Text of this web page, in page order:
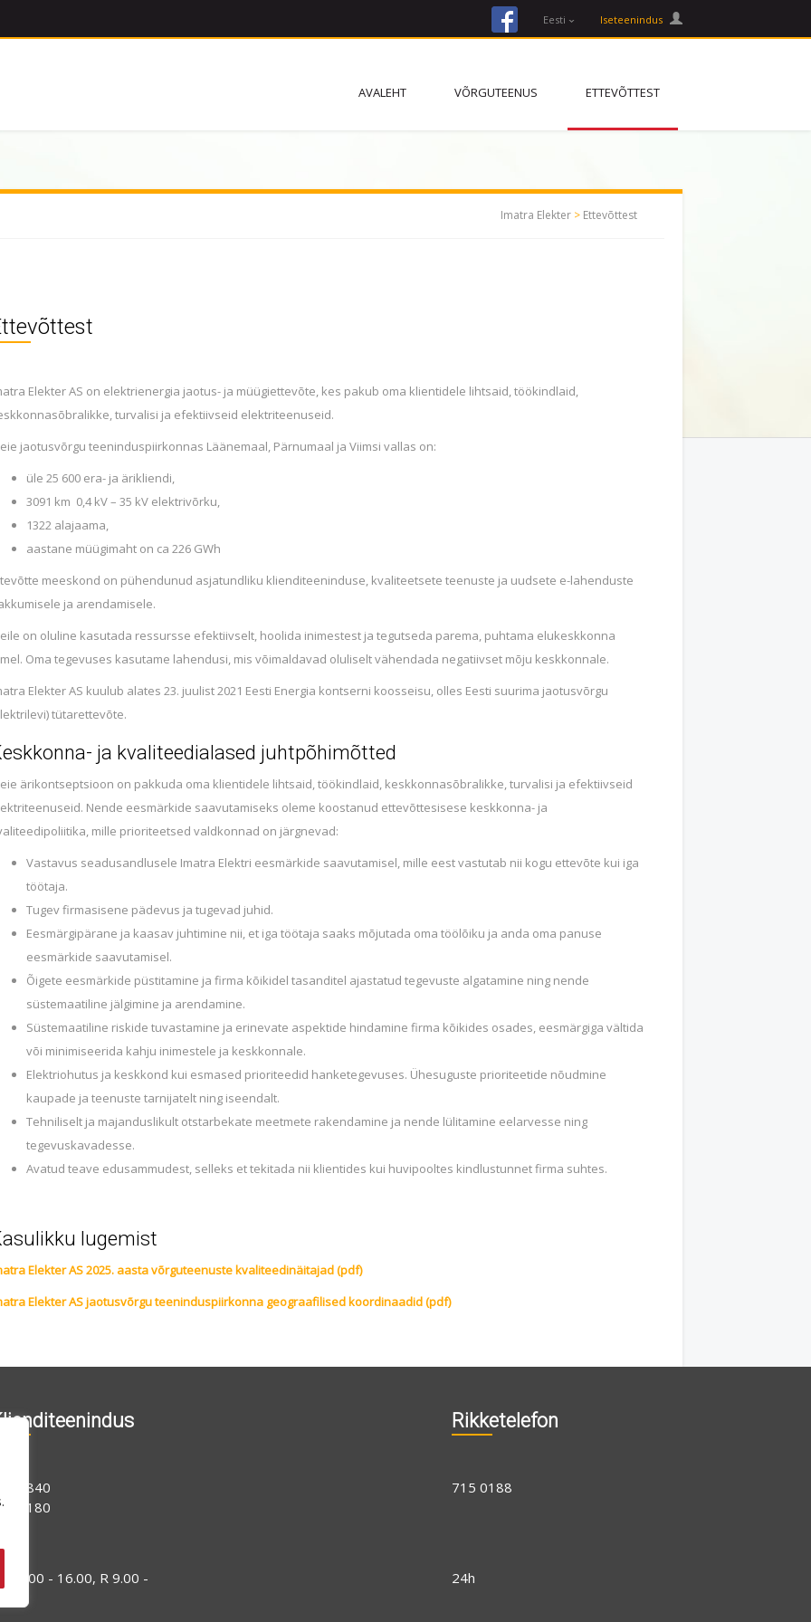
facebook Eesti Iseteenindus
AVALEHT VÕRGUTEENUS ETTEVÕTTEST
Imatra Elekter > Ettevõttest
Elekter AS on elektrienergia jaotus- ja müügiettevõte, kes pakub oma klientidele lihtsaid, töökindlaid,
turvalisi ja efektiivseid elektriteenuseid.
jaotusvõrgu teeninduspiirkonnas Läänemaal, Pärnumaal ja Viimsi vallas on:
üle 25 600 era- ja ärikliendi,
3091 km 0,4 kV – 35 kV elektrivõrku,
1322 alajaama,
aastane müügimaht on ca 226 GWh
meeskond on pühendunud asjatundliku klienditeeninduse, kvaliteetsete teenuste ja uudsete e-lahenduste
ja arendamisele.
on oluline kasutada ressursse efektiivselt, hoolida inimestest ja tegutseda parema, puhtama elukeskkonna
Oma tegevuses kasutame lahendusi, mis võimaldavad oluliselt vähendada negatiivset mõju keskkonnale.
Elekter AS kuulub alates 23. juulist 2021 Eesti Energia kontserni koosseisu, olles Eesti suurima jaotusvõrgu
tütarettevõte.
ja kvaliteedialased juhtpõhimõtted
ärikontseptsioon on pakkuda oma klientidele lihtsaid, töökindlaid, keskkonnasõbralikke, turvalisi ja efektiivseid
Nende eesmärkide saavutamiseks oleme koostanud ettevõttesisese keskkonna- ja
mille prioriteetsed valdkonnad on järgnevad:
Vastavus seadusandlusele Imatra Elektri eesmärkide saavutamisel, mille eest vastutab nii kogu ettevõte kui iga
töötaja.
Tugev firmasisene pädevus ja tugevad juhid.
Eesmärgipärane ja kaasav juhtimine nii, et iga töötaja saaks mõjutada oma töölõiku ja anda oma panuse
eesmärkide saavutamisel.
Õigete eesmärkide püstitamine ja firma kõikidel tasanditel ajastatud tegevuste algatamine ning nende
süstemaatiline jälgimine ja arendamine.
Süstemaatiline riskide tuvastamine ja erinevate aspektide hindamine firma kõikides osades, eesmärgiga vältida
või minimiseerida kahju inimestele ja keskkonnale.
Elektriohutus ja keskkond kui esmased prioriteedid hanketegevuses. Ühesuguste prioriteetide nõudmine
kaupade ja teenuste tarnijatelt ning iseendalt.
Tehniliselt ja majanduslikult otstarbekate meetmete rakendamine ja nende lülitamine eelarvesse ning
tegevuskavadesse.
Avatud teave edusammudest, selleks et tekitada nii klientides kui huvipooltes kindlustunnet firma suhtes.
lugemist
Elekter AS 2025. aasta võrguteenuste kvaliteedinäitajad (pdf)
Elekter AS jaotusvõrgu teeninduspiirkonna geograafilised koordinaadid (pdf)
Rikketelefon
1840
0180
715 0188
N 9.00 - 16.00, R 9.00 -
24h